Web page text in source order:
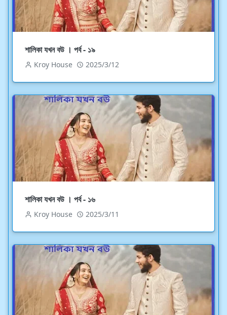
শালিকা যখন বউ । পর্ব - ১৯
Kroy House 2025/3/12
শালিকা যখন বউ । পর্ব - ১৬
Kroy House 2025/3/11